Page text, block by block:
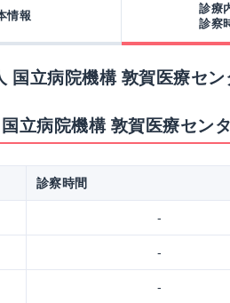
情報
診療
診察
国立病院機構 敦賀医療セ
立病院機構 敦賀医療セン
診察時間
-
-
-